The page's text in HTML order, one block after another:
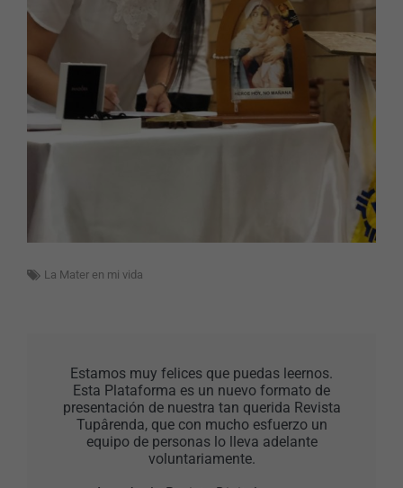
La Mater en mi vida
Estamos muy felices que puedas leernos.
Esta Plataforma es un nuevo formato de
presentación de nuestra tan querida Revista
Tupârenda, que con mucho esfuerzo un
equipo de personas lo lleva adelante
voluntariamente.